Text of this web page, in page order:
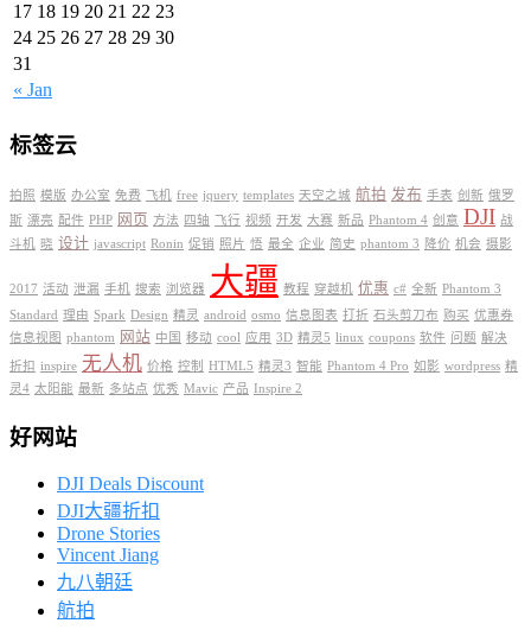
« Jan
17 18 19 20 21 22 23
24 25 26 27 28 29 30
31
标签云
拍照 模版 办公室 免费 飞机 free jquery templates 天空之城 航拍 发布 手表 创新 俄罗
斯 漂亮 配件 PHP 网页 方法 四轴 飞行 视频 开发 大赛 新品 Phantom 4 创意 DJI 战
斗机 晓 设计 javascript Ronin 促销 照片 悟 最全 企业 简史 phantom 3 降价 机会 摄影
2017 活动 泄漏 手机 搜索 浏览器 大疆 教程 穿越机 优惠 c# 全新 Phantom 3
Standard 理由 Spark Design 精灵 android osmo 信息图表 打折 石头剪刀布 购买 优惠券
信息视图 phantom 网站 中国 移动 cool 应用 3D 精灵5 linux coupons 软件 问题 解决
折扣 inspire 无人机 价格 控制 HTML5 精灵3 智能 Phantom 4 Pro 如影 wordpress 精
灵4 太阳能 最新 多站点 优秀 Mavic 产品 Inspire 2
好网站
DJI Deals Discount
DJI大疆折扣
Drone Stories
Vincent Jiang
九八朝廷
航拍